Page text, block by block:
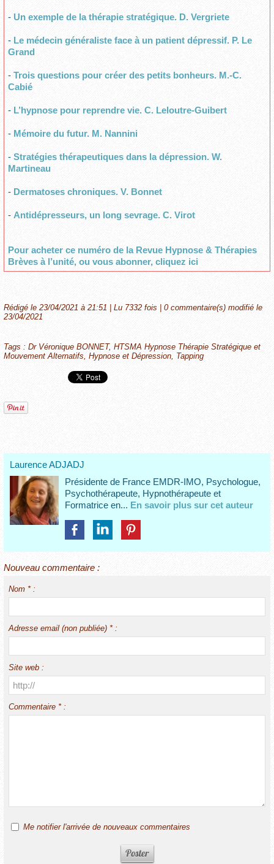
- Un exemple de la thérapie stratégique. D. Vergriete
- Le médecin généraliste face à un patient dépressif. P. Le
Grand
- Trois questions pour créer des petits bonheurs. M.-C.
Cabié
- L’hypnose pour reprendre vie. C. Leloutre-Guibert
- Mémoire du futur. M. Nannini
- Stratégies thérapeutiques dans la dépression. W.
Martineau
- Dermatoses chroniques. V. Bonnet
- Antidépresseurs, un long sevrage. C. Virot
Pour acheter ce numéro de la Revue Hypnose & Thérapies
Brèves à l’unité, ou vous abonner, cliquez ici
Rédigé le 23/04/2021 à 21:51 | Lu 7332 fois | 0commentaire(s) modifié le
23/04/2021
Tags : Dr Véronique BONNET, HTSMA Hypnose Thérapie Stratégique et
Mouvement Alternatifs, Hypnose et Dépression, Tapping
Laurence ADJADJ
Présidente de France EMDR-IMO, Psychologue,
Psychothérapeute, Hypnothérapeute et
Formatrice en... En savoir plus sur cet auteur
Nouveau commentaire :
Nom * :
Adresse email (non publiée) * :
Site web :
Commentaire * :
Me notifier l'arrivée de nouveaux commentaires